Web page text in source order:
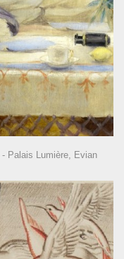
Palais Lumière, Evian